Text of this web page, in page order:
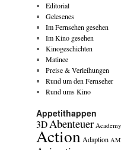
Editorial
Gelesenes
Im Fernsehen gesehen
Im Kino gesehen
Kinogeschichten
Matinee
Preise & Verleihungen
Rund um den Fernseher
Rund ums Kino
Appetithappen
3DAbenteuer
Action Adaption